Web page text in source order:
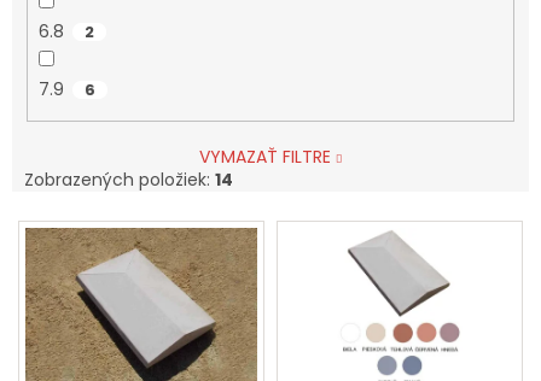
6.8 2
7.9 6
VYMAZAŤ FILTRE
Zobrazených položiek: 14
V
p
p